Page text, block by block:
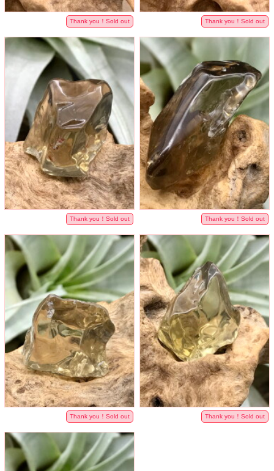
Thank you！Sold out Thank you！Sold out
Thank you！Sold out Thank you！Sold out
Thank you！Sold out Thank you！Sold out